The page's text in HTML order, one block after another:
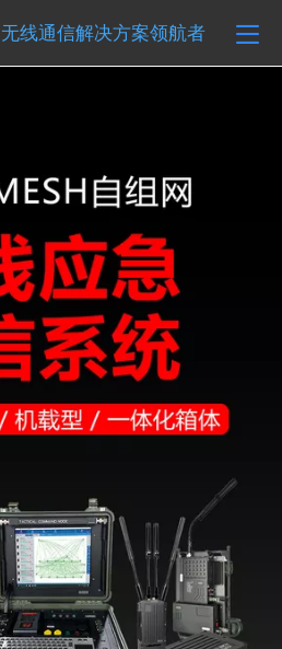
无线通信解决方案领航者